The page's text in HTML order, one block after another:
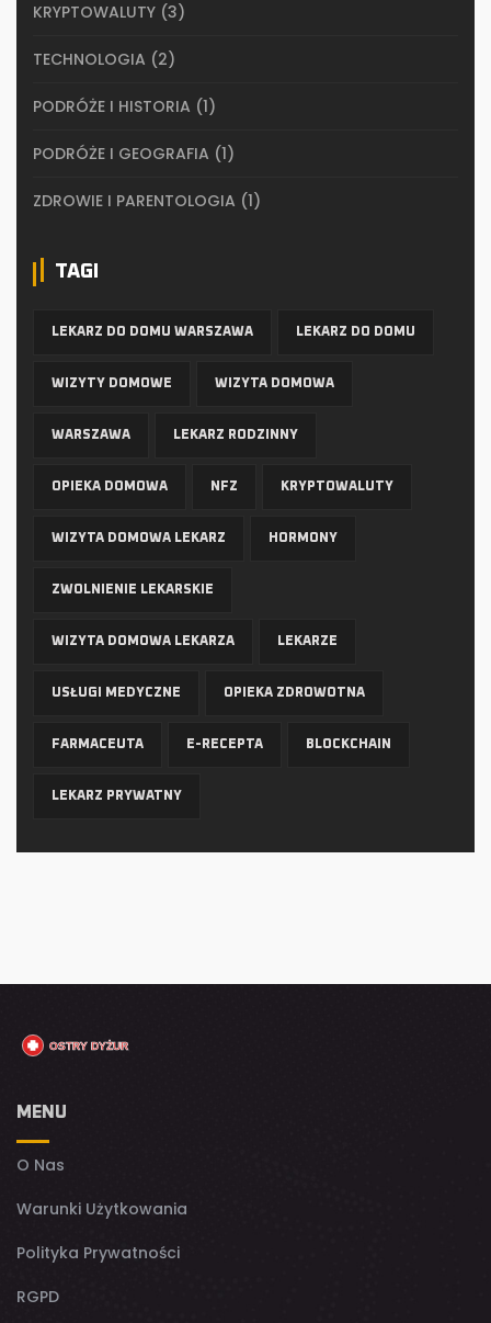
KRYPTOWALUTY (3)
TECHNOLOGIA (2)
PODRÓŻE I HISTORIA (1)
PODRÓŻE I GEOGRAFIA (1)
ZDROWIE I PARENTOLOGIA (1)
TAGI
LEKARZ DO DOMU WARSZAWA LEKARZ DO DOMU
WIZYTY DOMOWE WIZYTA DOMOWA
WARSZAWA LEKARZ RODZINNY
OPIEKA DOMOWA NFZ KRYPTOWALUTY
WIZYTA DOMOWA LEKARZ HORMONY
ZWOLNIENIE LEKARSKIE
WIZYTA DOMOWA LEKARZA LEKARZE
USŁUGI MEDYCZNE OPIEKA ZDROWOTNA
FARMACEUTA E-RECEPTA BLOCKCHAIN
LEKARZ PRYWATNY
MENU
O Nas
Warunki Użytkowania
Polityka Prywatności
RGPD